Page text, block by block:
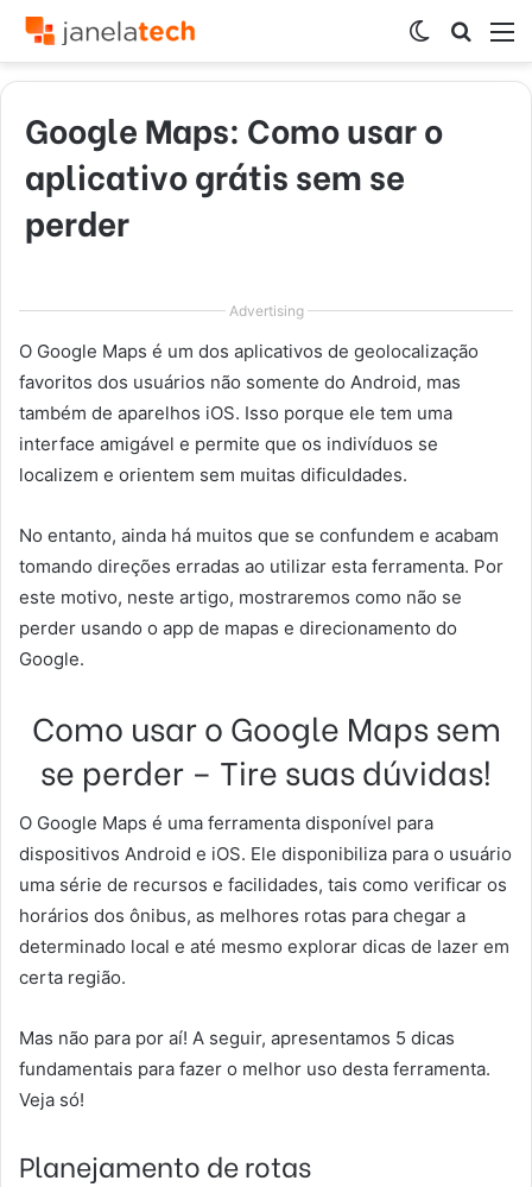
por
Switch
skin
Google Maps: Como usar o
aplicativo grátis sem se
perder
Advertising
O Google Maps é um dos aplicativos de geolocalização
favoritos dos usuários não somente do Android, mas
também de aparelhos iOS. Isso porque ele tem uma
interface amigável e permite que os indivíduos se
localizem e orientem sem muitas dificuldades.
No entanto, ainda há muitos que se confundem e acabam
tomando direções erradas ao utilizar esta ferramenta. Por
este motivo, neste artigo, mostraremos como não se
perder usando o app de mapas e direcionamento do
Google.
Como usar o Google Maps sem
se perder – Tire suas dúvidas!
O Google Maps é uma ferramenta disponível para
dispositivos Android e iOS. Ele disponibiliza para o usuário
uma série de recursos e facilidades, tais como verificar os
horários dos ônibus, as melhores rotas para chegar a
determinado local e até mesmo explorar dicas de lazer em
certa região.
Mas não para por aí! A seguir, apresentamos 5 dicas
fundamentais para fazer o melhor uso desta ferramenta.
Veja só!
Planejamento de rotas